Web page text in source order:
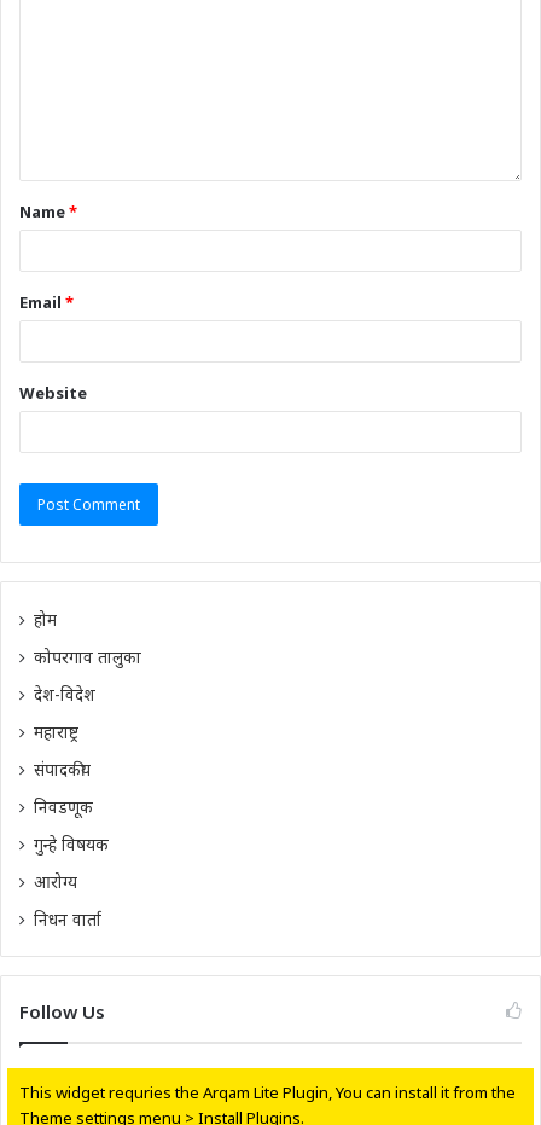
Name*
Email *
Website
होम
कोपरगाव तालुका
देश-विदेश
महाराष्ट्र
संपादकीय
निवडणूक
गुन्हे विषयक
आरोग्य
निधन वार्ता
Follow Us
This widget requries the Arqam Lite Plugin, You can install it from the
Theme settings menu > Install Plugins.